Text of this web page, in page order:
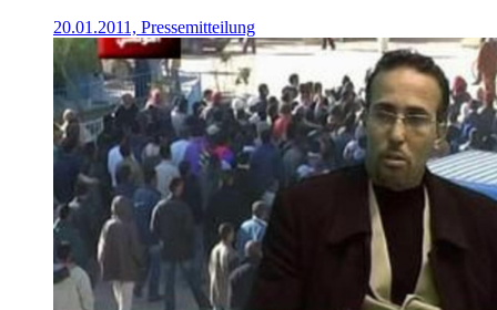
20.01.2011, Pressemitteilung